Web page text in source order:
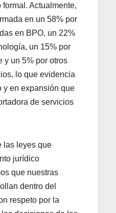
Actualmente,
en un 58% por
en BPO, un 22%
un 15% por
y un 5% por otros
lo que evidencia
y en expansión que
de servicios
las leyes que
jurídico
que nuestras
dentro del
respeto por la